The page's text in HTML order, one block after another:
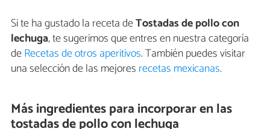
Si te ha gustado la receta deTostadas de pollo con
lechuga, te sugerimos que entres en nuestra categoría
deRecetas de otros aperitivos. También puedes visitar
una selección de las mejores recetas mexicanas.
Más ingredientes para incorporar en las
tostadas de pollo con lechuga